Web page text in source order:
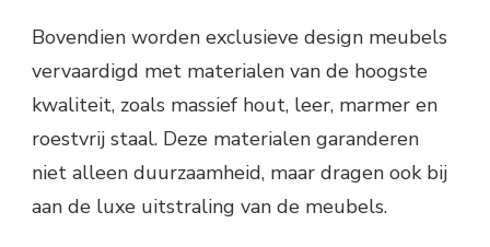
Bovendien worden exclusieve design meubels
vervaardigd met materialen van de hoogste
kwaliteit, zoals massief hout, leer, marmer en
roestvrij staal. Deze materialen garanderen
niet alleen duurzaamheid, maar dragen ook bij
aan de luxe uitstraling van de meubels.